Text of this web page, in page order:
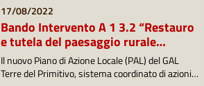
che attribuisce valore alle identità, al capitale
sociale e al patrimonio culturale autoctono.
17/08/2022
Bando Intervento A 1 3.2 “Restauro
e tutela del paesaggio rurale
attraverso il ripristino del sistema
olivicolo locale”
Il nuovo Piano di Azione Locale (PAL) del GAL
Terre del Primitivo, sistema coordinato di azioni e